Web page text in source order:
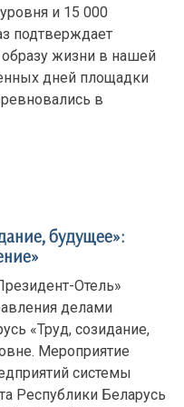
и 15 000
подтверждает
жизни в нашей
дней площадки
в
будущее»:
Отель»
делами
«Труд, созидание,
Мероприятие
системы
Республики Беларусь